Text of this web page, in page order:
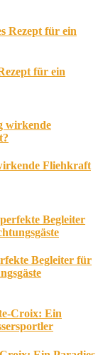
für ein
Fliehkraft
Begleiter für